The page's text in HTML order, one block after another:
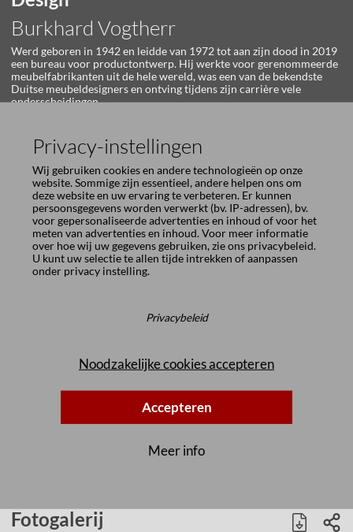
Privacy-instellingen
Wij gebruiken cookies en andere technologieën op onze
website. Sommige zijn essentieel, andere helpen ons om
deze website en uw ervaring te verbeteren. Er kunnen
persoonsgegevens worden verwerkt (bv. IP-adressen), bv.
voor gepersonaliseerde advertenties en inhoud of voor het
meten van advertenties en inhoud. Voor meer informatie
over hoe wij uw gegevens gebruiken, zie ons privacybeleid.
U kunt uw selectie te allen tijde intrekken of aanpassen
onder privacy instelling.
Privacybeleid
Noodzakelijke cookies accepteren
Accepteren
Meer info
Burkhard Vogtherr
Werd geboren in 1942 en leidde van 1972 tot aan zijn dood in 2019
een bureau voor productontwerp. Hij werkte voor gerenommeerde
meubelfabrikanten uit de hele wereld, was een van de bekendste
Duitse meubeldesigners en ontving tijdens zijn carrière vele
onderscheidingen.
Fotogalerij